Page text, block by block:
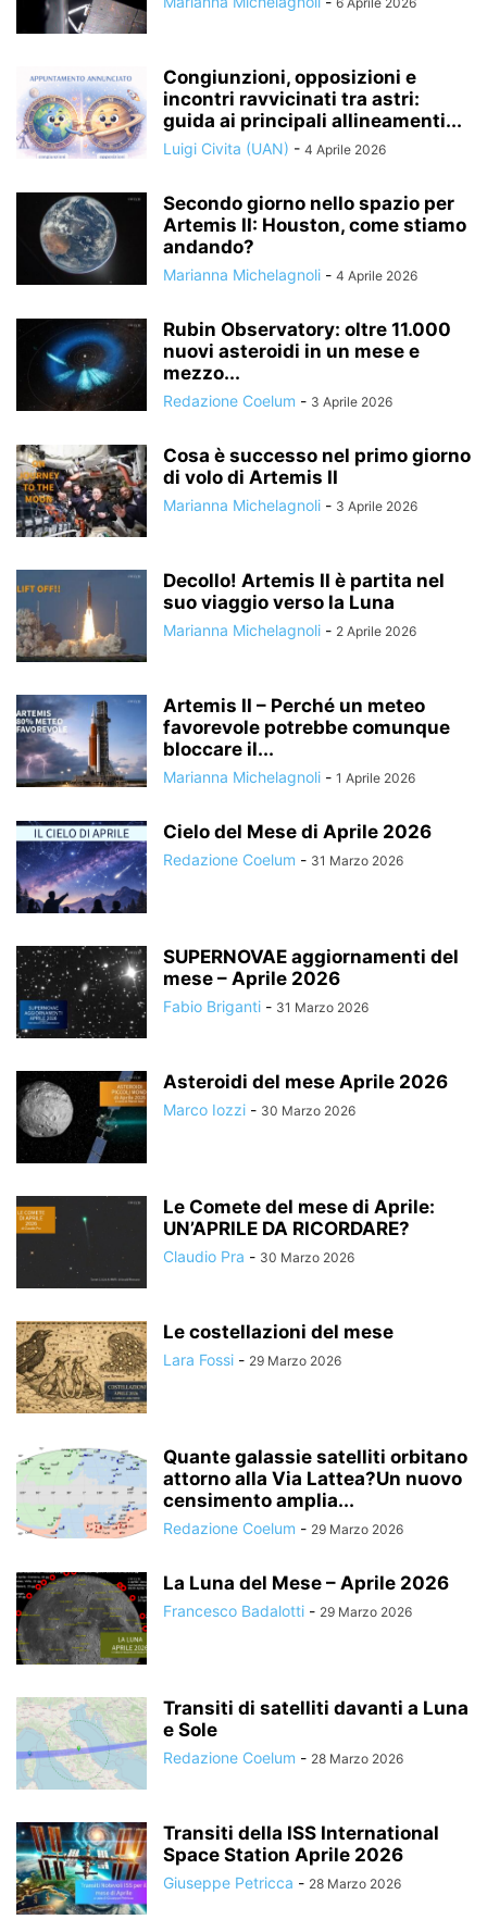
Congiunzioni, opposizioni e
incontri ravvicinati tra astri:
guida ai principali allineamenti...
Luigi Civita (UAN) - 4 Aprile 2026
Secondo giorno nello spazio per
Artemis II: Houston, come stiamo
andando?
Marianna Michelagnoli - 4 Aprile 2026
Rubin Observatory: oltre 11.000
nuovi asteroidi in un mese e
mezzo...
Redazione Coelum - 3 Aprile 2026
Cosa è successo nel primo giorno
di volo di Artemis II
Marianna Michelagnoli - 3 Aprile 2026
Decollo! Artemis II è partita nel
suo viaggio verso la Luna
Marianna Michelagnoli - 2 Aprile 2026
Artemis II – Perché un meteo
favorevole potrebbe comunque
bloccare il...
Marianna Michelagnoli - 1 Aprile 2026
Cielo del Mese di Aprile 2026
Redazione Coelum - 31 Marzo 2026
SUPERNOVAE aggiornamenti del
mese – Aprile 2026
Fabio Briganti - 31 Marzo 2026
Asteroidi del mese Aprile 2026
Marco Iozzi - 30 Marzo 2026
Le Comete del mese di Aprile:
UN’APRILE DA RICORDARE?
Claudio Pra - 30 Marzo 2026
Le costellazioni del mese
Lara Fossi - 29 Marzo 2026
Quante galassie satelliti orbitano
attorno alla Via Lattea?Un nuovo
censimento amplia...
Redazione Coelum - 29 Marzo 2026
La Luna del Mese – Aprile 2026
Francesco Badalotti - 29 Marzo 2026
Transiti di satelliti davanti a Luna
e Sole
Redazione Coelum - 28 Marzo 2026
Transiti della ISS International
Space Station Aprile 2026
Giuseppe Petricca - 28 Marzo 2026